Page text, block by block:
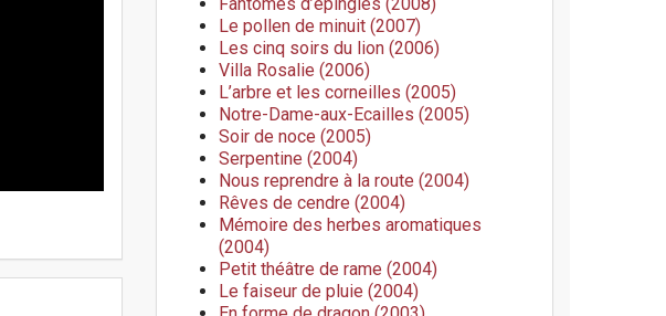
Le pollen de minuit (2007)
Les cinq soirs du lion (2006)
Villa Rosalie (2006)
L’arbre et les corneilles (2005)
Notre-Dame-aux-Ecailles (2005)
Soir de noce (2005)
Serpentine (2004)
Nous reprendre à la route (2004)
Rêves de cendre (2004)
Mémoire des herbes aromatiques
(2004)
Petit théâtre de rame (2004)
Le faiseur de pluie (2004)